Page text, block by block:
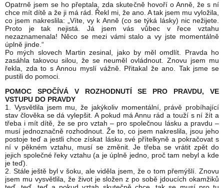
Opatrně jsem se ho přeptala, zda skutečně hovoří o Anně, že s ní
chce mít dítě a že ji má rád. Řekl mi, že ano. A tak jsem mu vyložila,
co jsem nakreslila: „Víte, vy k Anně (co se týká lásky) nic nežijete.
Proto je tak nejistá. Já jsem vás vůbec v řece vztahu
nezaznamenala! Něco se mezi vámi stalo a vy jste momentálně
úplně jinde.“
Po mých slovech Martin zesinal, jako by měl omdlít. Pravda ho
zasáhla takovou silou, že se neuměl ovládnout. Znovu jsem mu
řekla, zda to s Annou myslí vážně. Přitakal že ano. Tak jsme se
pustili do pomoci.
POMOC SPOČÍVÁ V ROZHODNUTÍ SE PRO PRAVDU, VE
VSTUPU DO PRAVDY
1. Vysvětlila jsem mu, že jakýkoliv momentální, právě probíhající
stav člověka se dá vylepšit. A pokud má Annu rád a touží s ní žít a
třeba i mít dítě, že se pro vztah – pro společnou lásku a pravdu –
musí jednoznačně rozhodnout. Že to, co jsem nakreslila, jsou jeho
postoje teď a jestli chce získat lásku své přítelkyně a pokračovat s
ní v pěkném vztahu, musí se změnit. Je třeba se vrátit zpět do
jejich společné řeky vztahu (a je úplně jedno, proč tam nebyl a kde
je teď).
2. Stále ještě byl v šoku, ale viděla jsem, že o tom přemýšlí. Znovu
jsem mu vysvětlila, že život je složen z po sobě jdoucích okamžiků